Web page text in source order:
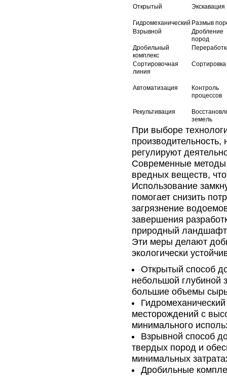
Открытый Экскавация
Гидромеханический Размыв
Взрывной
Дробление
пород
Дробильный
комплекс
Сортировочная
линия
Сортировка
Автоматизация
Контроль
процессов
Рекультивация
земель
При выборе
производительность,
регулируют
Современные
вредных веществ,
Использование
помогает снизить
загрязнение
завершения
природный ландшафт
Эти меры делают
экологически
Открытый способ
небольшой глубиной
большие объемы
месторождений с
минимального
Взрывной способ
твердых пород и
минимальных
Дробильные